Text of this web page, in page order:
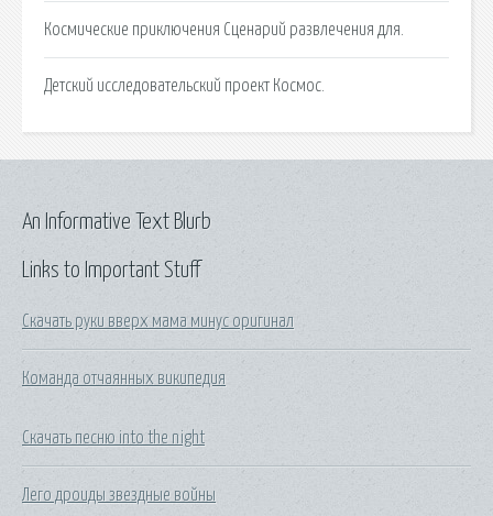
Космические приключения Сценарий развлечения для.
Детский исследовательский проект Космос.
Links to Important Stuff
Скачать руки вверх мама минус оригинал
Команда отчаянных википедия
Скачать песню into the night
Лего дроиды звездные войны
An Informative Text Blurb